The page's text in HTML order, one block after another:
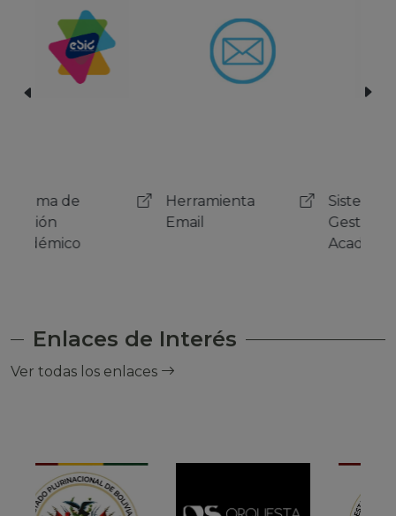
Herramienta
Email
Sistema de
Enlaces de Interés
Ver todas los enlaces